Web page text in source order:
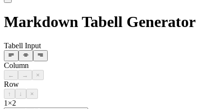
Markdown Tabell Generator
Tabell Input
Column
← → ×
Row
↑ ↓ ×
1 ×2